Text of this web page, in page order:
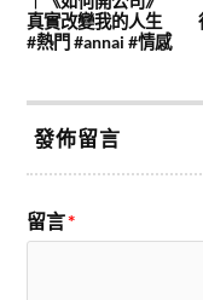
真實改變我的人生
#熱門 #annai #情感
發佈留言
留言*